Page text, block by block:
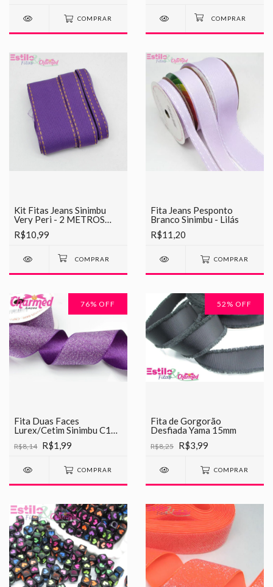
COMPRAR
Kit Fitas Jeans Sinimbu
Very Peri - 2 METROS
CADA
R$10,99
Fita Jeans Pesponto
Branco Sinimbu - Lilás
R$11,20
COMPRAR
76% OFF
Fita Duas Faces
Lurex/Cetim Sinimbu C10
Roxo c/ Prata
R$8,14 R$1,99
COMPRAR
52 % OFF
Fita de Gorgorão
Desfiada Yama 15mm
R$8,25 R$3,99
COMPRAR